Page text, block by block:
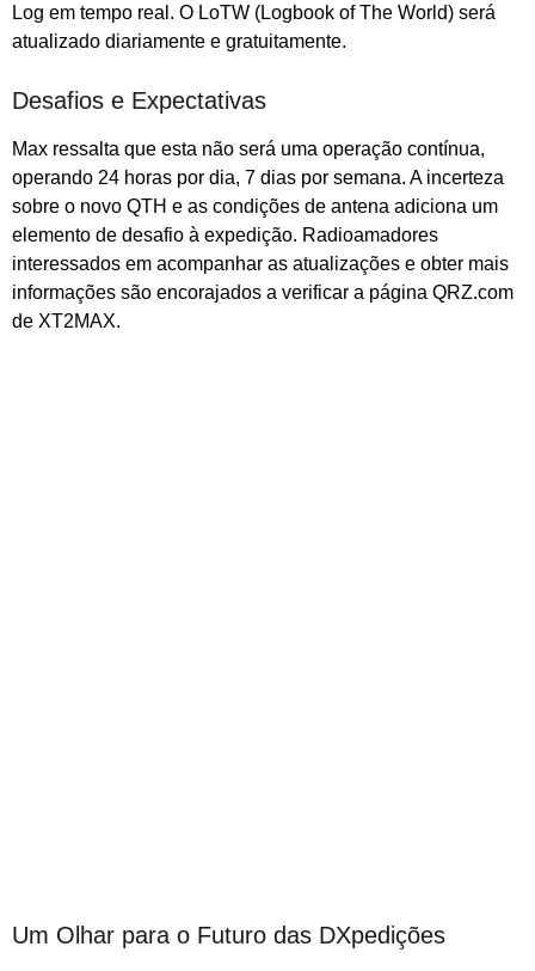
Log em tempo real. O LoTW (Logbook of The World) será
atualizado diariamente e gratuitamente.
Desafios e Expectativas
Max ressalta que esta não será uma operação contínua,
operando 24 horas por dia, 7 dias por semana. A incerteza
sobre o novo QTH e as condições de antena adiciona um
elemento de desafio à expedição. Radioamadores
interessados em acompanhar as atualizações e obter mais
informações são encorajados a verificar a página QRZ.com
de XT2MAX.
Um Olhar para o Futuro das DXpedições